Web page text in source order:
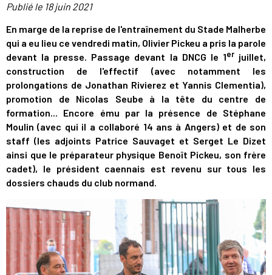
Publié le 18 juin 2021
En marge de la reprise de l'entraînement du Stade Malherbe
qui a eu lieu ce vendredi matin, Olivier Pickeu a pris la parole
devant la presse. Passage devant la DNCG le 1erjuillet,
construction de l'effectif (avec notamment les
prolongations de Jonathan Rivierez et Yannis Clementia),
promotion de Nicolas Seube à la tête du centre de
formation... Encore ému par la présence de Stéphane
Moulin (avec qui il a collaboré 14 ans à Angers) et de son
staff (les adjoints Patrice Sauvaget et Serget Le Dizet
ainsi que le préparateur physique Benoît Pickeu, son frère
cadet), le président caennais est revenu sur tous les
dossiers chauds du club normand.